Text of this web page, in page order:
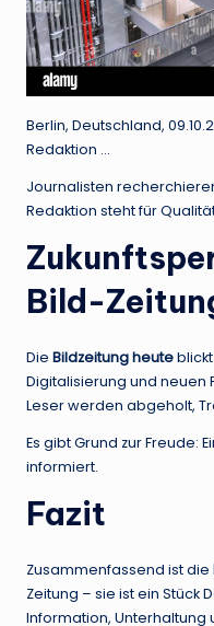
Berlin, Deutschland,
Redaktion …
Journalisten
Redaktion steht für
Bild-
Die Bildzeitung heute
Digitalisierung und neuen
Leser werden abgeholt,
Es gibt Grund zur Freude:
informiert.
Fazit
Zusammenfassend ist die
Zeitung – sie ist ein Stück
Information, Unterhaltung